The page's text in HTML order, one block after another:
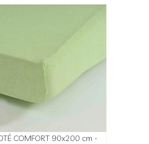
COMFORT 90x200 cm -